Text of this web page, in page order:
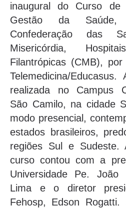
inaugural do Curso de
Gestão da Saúde,
Confederação das
Misericórdia,
Filantrópicas (CMB),
Telemedicina/
realizada no Campus
São Camilo, na cidade
modo presencial,
estados brasileiros,
regiões Sul e Sudeste.
curso contou com a
Universidade Pe.
Lima e o diretor
Fehosp, Edson